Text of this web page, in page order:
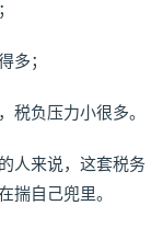
多；
税负压力小很多。
人来说，这套税务
揣自己兜里。